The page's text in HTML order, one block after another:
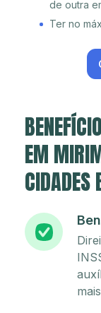
de outra
Ter no
EM
CIDADES